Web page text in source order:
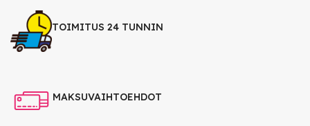
TOIMITUS 24 TUNNIN
MAKSUVAIHTOEHDOT